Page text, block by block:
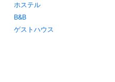
ホステル
B&B
ゲストハウス